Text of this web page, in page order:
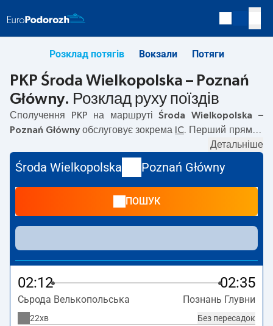
Розклад потягів Вокзали Потяги
PKP Środa Wielkopolska – Poznań
Główny. Розклад руху поїздів
Сполучення PKP на маршруті Środa Wielkopolska –
Poznań Główny обслуговує зокрема IC. Перший прямий
з вокзалу PKP Środa Wielkopolska.
Останній потяг до Poznań Główny вирушає о 22:25.
Найшвидший маршрут пропонує потяг без пересадок
WŁÓKNIARZ
. Подорож цим потягом триває00:21. На
Środa Wielkopolska–Poznań Główny
також інші потяги:REG, TLK— пропонують нижчу ціну
квитка і зазвичай довший час подорожі. Потяг завершує
маршрут на станції Poznań Główny.
Детальніше
Środa Wielkopolska Poznań Główny
ПОШУК
02:12 02:35
Сьрода Велькопольська Познань Глувни
Без пересадок
22хв